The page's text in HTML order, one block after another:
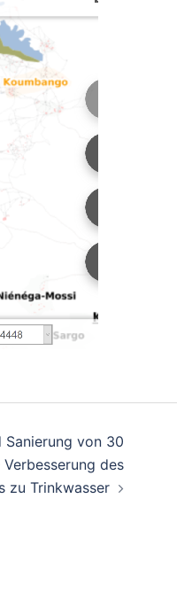
Sanierung von 30
des
zu Trinkwasser